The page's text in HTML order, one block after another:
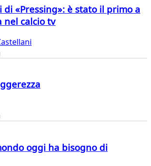
di «Pressing»: è stato il primo a
calcio tv
oggi ha bisogno di